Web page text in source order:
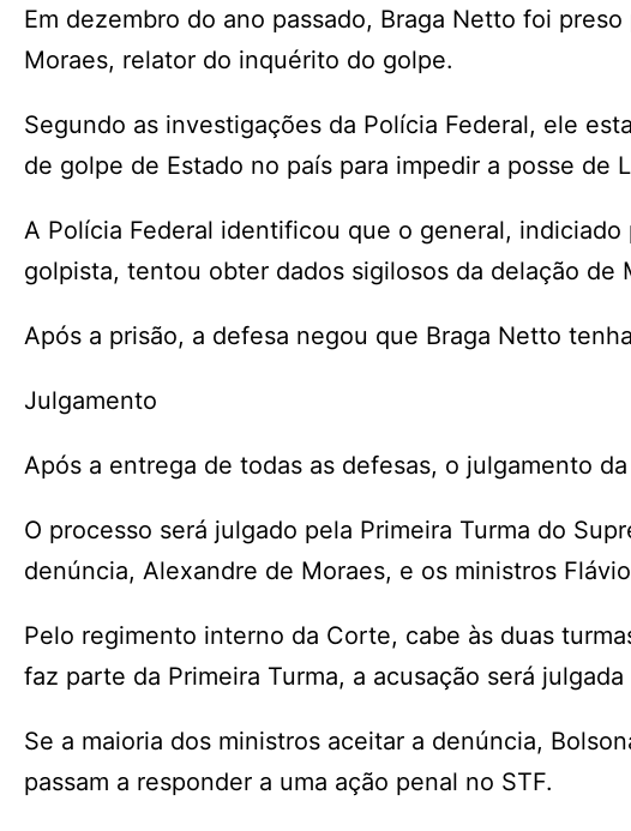
Em dezembro do ano passado, Braga Netto foi
Moraes, relator do inquérito do golpe.
Segundo as investigações da Polícia Federal, ele
de golpe de Estado no país para impedir a posse de
A Polícia Federal identificou que o general,
golpista, tentou obter dados sigilosos da delação de
Após a prisão, a defesa negou que Braga Netto
Julgamento
Após a entrega de todas as defesas, o julgamento
O processo será julgado pela Primeira Turma do
denúncia, Alexandre de Moraes, e os ministros
Pelo regimento interno da Corte, cabe às duas
faz parte da Primeira Turma, a acusação será
Se a maioria dos ministros aceitar a denúncia,
passam a responder a uma ação penal no STF.